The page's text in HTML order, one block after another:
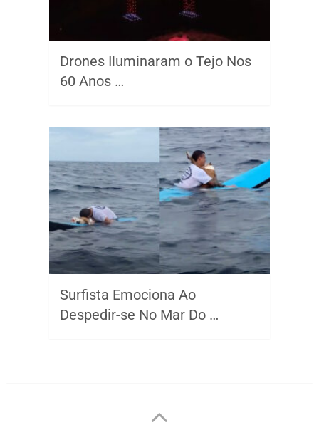
Drones Iluminaram o Tejo Nos
60 Anos …
Surfista Emociona Ao
Despedir-se No Mar Do …